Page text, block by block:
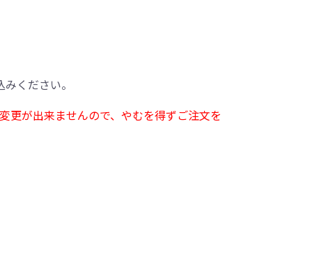
ください。
更が出来ませんので、やむを得ずご注文を